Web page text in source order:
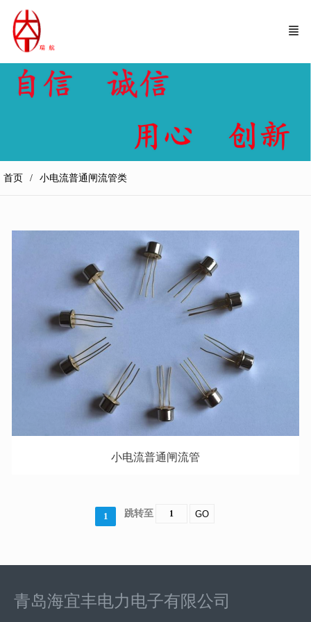
首页 小电流普通闸流管类
小电流普通闸流管
1 跳转至 GO
青岛海宜丰电力电子有限公司